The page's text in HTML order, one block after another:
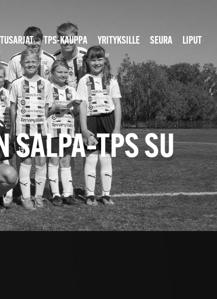
TPS-KAUPPA YRITYKSILLE SEURA LIPUT
SALPA–TPS SU